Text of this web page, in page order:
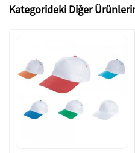
Kategorideki Diğer